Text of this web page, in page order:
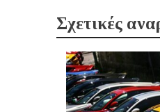
Σχετικές